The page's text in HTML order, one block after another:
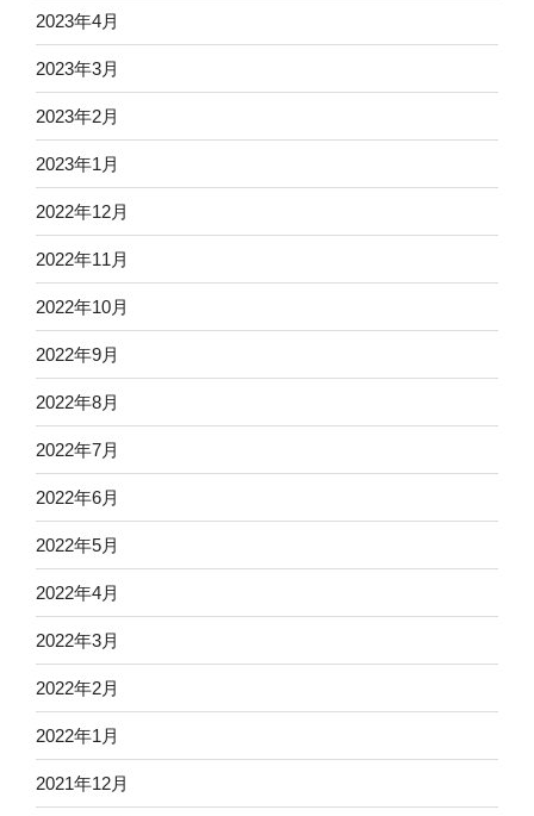
2023年4月
2023年3月
2023年2月
2023年1月
2022年12月
2022年11月
2022年10月
2022年9月
2022年8月
2022年7月
2022年6月
2022年5月
2022年4月
2022年3月
2022年2月
2022年1月
2021年12月